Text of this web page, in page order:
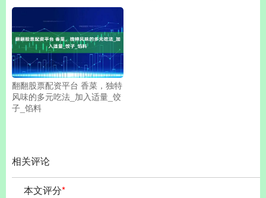
翻翻股票配资平台 香菜，独特
风味的多元吃法_加入适量_饺
子_馅料
相关评论
本文评分*